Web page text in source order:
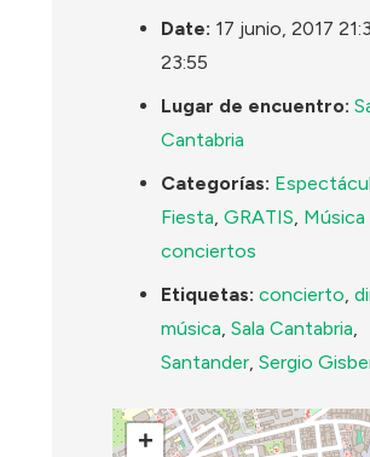
Date: 17 junio, 2017
23:55
Lugar de encuentro:
Cantabria
Categorías:
Fiesta,GRATIS, Música
conciertos
Etiquetas: concierto,
música,Sala Cantabria,
Santander,Sergio
+